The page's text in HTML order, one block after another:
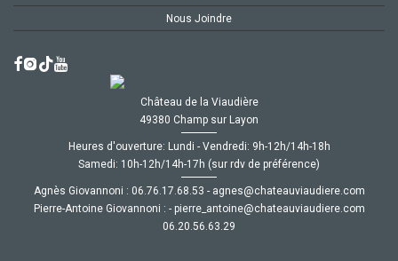
Nous Joindre
Château de la Viaudière
49380 Champ sur Layon
Heures d'ouverture: Lundi - Vendredi: 9h-12h/14h-18h
Samedi: 10h-12h/14h-17h (sur rdv de préférence)
Agnès Giovannoni : moc.ereiduaivuaetahc@senga
-
35.86.71.67.60
Pierre-Antoine Giovannoni :
moc.ereiduaivuaetahc@eniotna_erreip
-
92.36.65.02.60